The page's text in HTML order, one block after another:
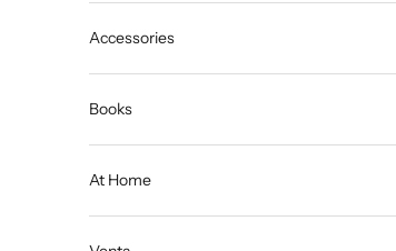
Accessories
Books
At Home